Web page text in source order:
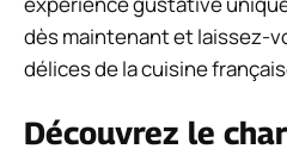
dès maintenant et laissez-
délices de la cuisine
Découvrez le